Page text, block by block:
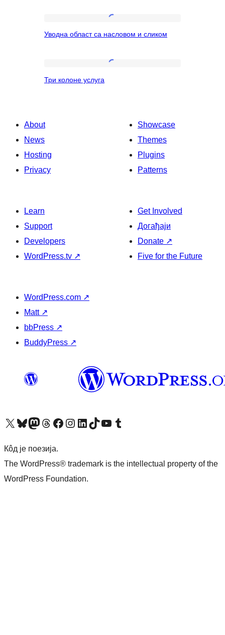
област
Уводна област са насловом и сликом
Три колоне услуга
About
News
Hosting
Privacy
Showcase
Themes
Plugins
Patterns
Learn
Support
Developers
WordPress.tv ↗
Get Involved
Догађаји
Donate ↗
Five for the Future
WordPress.com ↗
Matt ↗
bbPress ↗
BuddyPress ↗
Visit our X (formerly Twitter) account
Посетите наш Bluesky налог
Visit our Mastodon account
Посетите наш налог на Threads-у Visit our Facebook pageПосетите наш Инстаграм налог
Visit our LinkedIn account
Посетите наш TikTok налог
Visit our YouTube channel
Посетите наш Tumblr налог
Кôд је поезија.
The WordPress® trademark is the intellectual property of the
WordPress Foundation.